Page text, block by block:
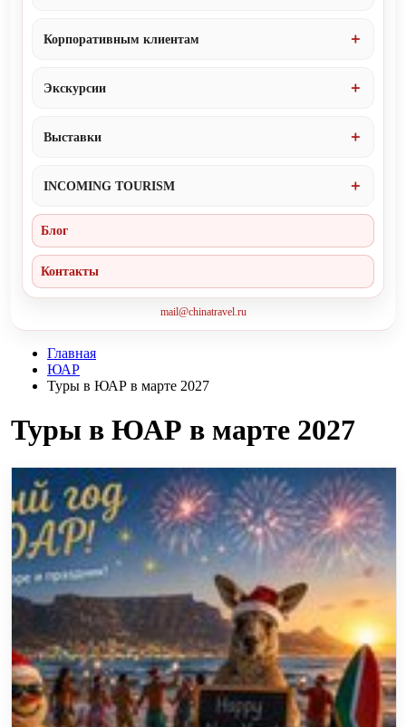
Корпоративным клиентам
Экскурсии
Выставки
INCOMING TOURISM
Блог
Контакты
mail@chinatravel.ru
Главная
ЮАР
Туры в ЮАР в марте 2027
Туры в ЮАР в марте 2027